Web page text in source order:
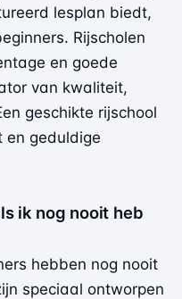
lesplan biedt,
Rijscholen
en goede
van kwaliteit,
geschikte rijschool
en geduldige
ik nog nooit heb
hebben nog nooit
speciaal ontworpen